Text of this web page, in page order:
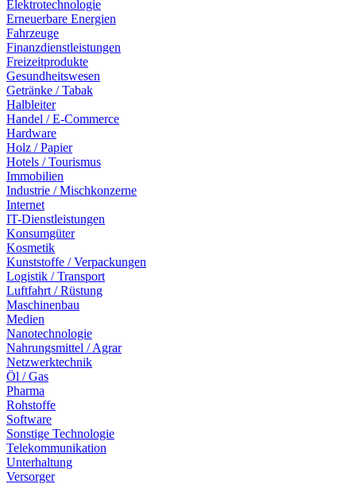
Elektrotechnologie
Erneuerbare Energien
Fahrzeuge
Finanzdienstleistungen
Freizeitprodukte
Gesundheitswesen
Getränke / Tabak
Halbleiter
Handel / E-Commerce
Hardware
Holz / Papier
Hotels / Tourismus
Immobilien
Industrie / Mischkonzerne
Internet
IT-Dienstleistungen
Konsumgüter
Kosmetik
Kunststoffe / Verpackungen
Logistik / Transport
Luftfahrt / Rüstung
Maschinenbau
Medien
Nanotechnologie
Nahrungsmittel / Agrar
Netzwerktechnik
Öl / Gas
Pharma
Rohstoffe
Software
Sonstige Technologie
Telekommunikation
Unterhaltung
Versorger